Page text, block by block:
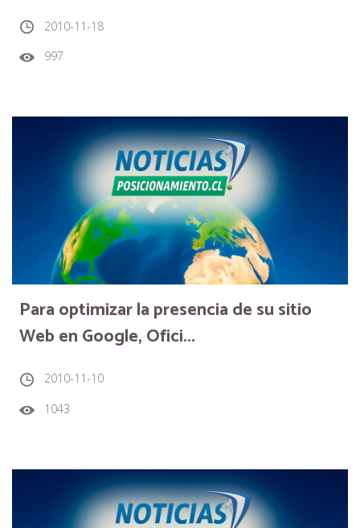
2010-11-18
997
Para optimizar la presencia de su sitio
Web en Google, Ofici...
2010-11-10
1043